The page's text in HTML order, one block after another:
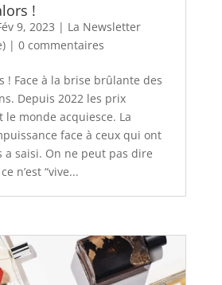
!
9, 2023 | La Newsletter
| 0 commentaires
! Face à la brise brûlante des
Depuis 2022 les prix
monde acquiesce. La
face à ceux qui ont
a saisi. On ne peut pas dire
n’est “vive...